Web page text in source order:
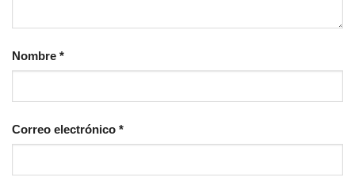
Nombre *
Correo electrónico *